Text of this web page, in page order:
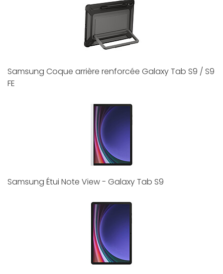
Samsung Coque arrière renforcée Galaxy Tab S9 / S9
FE
Samsung Étui Note View - Galaxy Tab S9